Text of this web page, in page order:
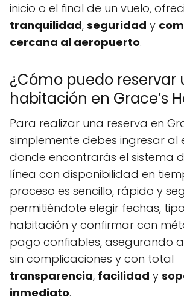
inicio o el final de un vuelo,
tranquilidad, seguridad y
cercana al aeropuerto.
¿Cómo puedo reservar
habitación en Grace’s
Para realizar una reserva en
simplemente debes ingresar al
donde encontrarás el sistema
línea con disponibilidad en
proceso es sencillo, rápido y
permitiéndote elegir fechas,
habitación y confirmar con
pago confiables, asegurando
sin complicaciones y con total
transparencia, facilidad y
inmediato.